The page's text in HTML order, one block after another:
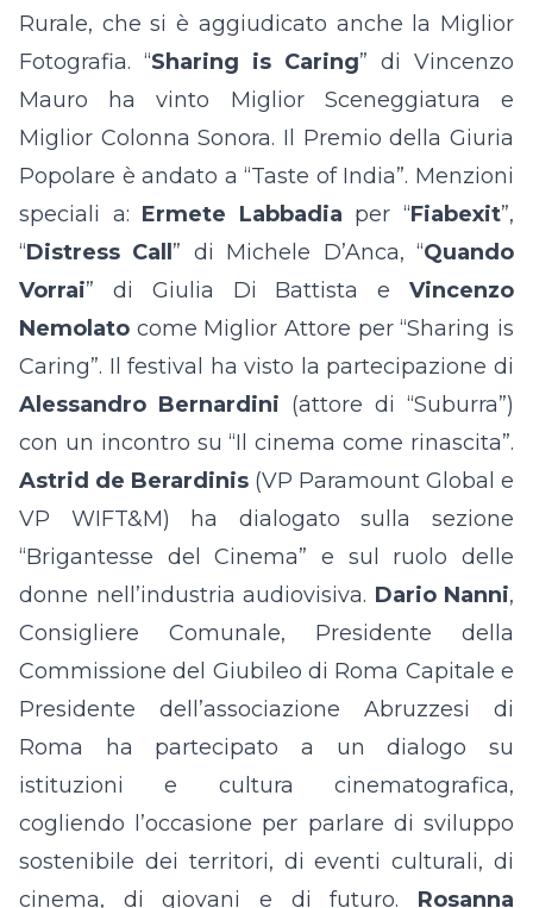
Rurale, che si è aggiudicato anche la Miglior
Fotografia. “Sharing is Caring” di Vincenzo
Mauro ha vinto Miglior Sceneggiatura e
Miglior Colonna Sonora. Il Premio della Giuria
Popolare è andato a “Taste of India”. Menzioni
speciali a: Ermete Labbadia per “Fiabexit”,
“Distress Call ” di Michele D’Anca, “Quando
Vorrai” di Giulia Di Battista e Vincenzo
Nemolato come Miglior Attore per “Sharing is
Caring”. Il festival ha visto la partecipazione di
Alessandro Bernardini (attore di “Suburra”)
con un incontro su “Il cinema come rinascita”.
Astrid de Berardinis (VP Paramount Global e
VP WIFT&M) ha dialogato sulla sezione
“Brigantesse del Cinema” e sul ruolo delle
donne nell’industria audiovisiva. Dario Nanni,
Consigliere Comunale, Presidente della
Commissione del Giubileo di Roma Capitale e
Presidente dell’associazione Abruzzesi di
Roma ha partecipato a un dialogo su
istituzioni e cultura cinematografica,
cogliendo l’occasione per parlare di sviluppo
sostenibile dei territori, di eventi culturali, di
cinema, di giovani e di futuro. Rosanna